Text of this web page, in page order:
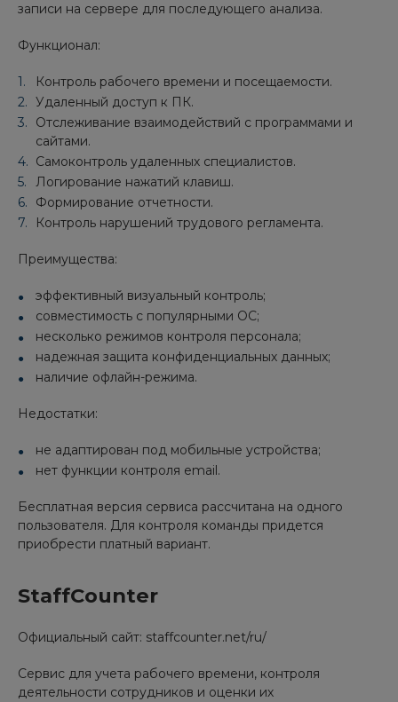
записи на сервере для последующего анализа.
Функционал:
Контроль рабочего времени и посещаемости.
Удаленный доступ к ПК.
Отслеживание взаимодействий с программами и
сайтами.
Самоконтроль удаленных специалистов.
Логирование нажатий клавиш.
Формирование отчетности.
Контроль нарушений трудового регламента.
Преимущества:
эффективный визуальный контроль;
совместимость с популярными ОС;
несколько режимов контроля персонала;
надежная защита конфиденциальных данных;
наличие офлайн-режима.
Недостатки:
не адаптирован под мобильные устройства;
нет функции контроля email.
Бесплатная версия сервиса рассчитана на одного
пользователя. Для контроля команды придется
приобрести платный вариант.
StaffCounter
Официальный сайт: staffcounter.net/ru/
Сервис для учета рабочего времени, контроля
деятельности сотрудников и оценки их